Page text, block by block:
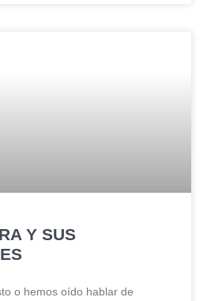
Y SUS
o hemos oído hablar de